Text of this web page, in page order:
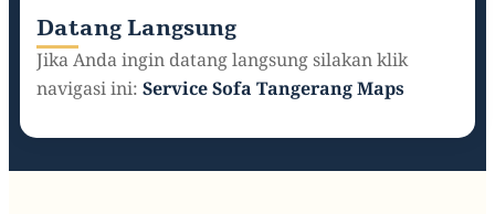
Datang Langsung
Jika Anda ingin datang langsung silakan klik
navigasi ini:Service Sofa Tangerang Maps